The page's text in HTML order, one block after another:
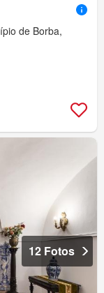
de Borba,
12 Fotos